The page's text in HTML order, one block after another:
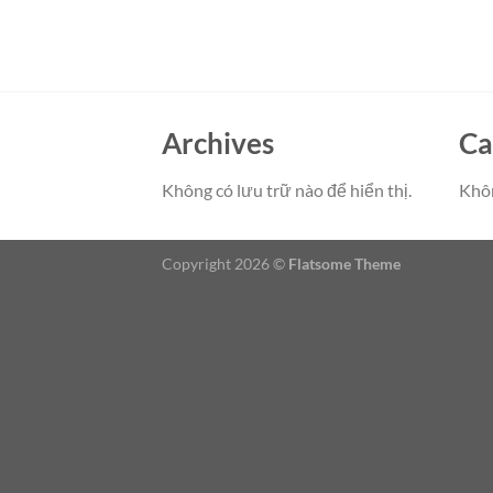
Archives
Không có lưu trữ nào để hiển thị.
Copyright 2026 © Flatsome Theme